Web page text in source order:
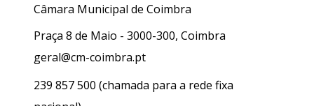
Câmara Municipal de Coimbra
Praça 8 de Maio - 3000-300, Coimbra
geral@cm-coimbra.pt
239 857 500 (chamada para a rede fixa